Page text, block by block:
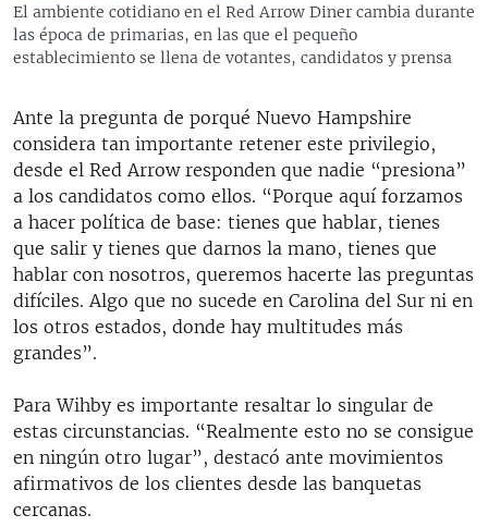
El ambiente cotidiano en el Red Arrow Diner cambia durante
las época de primarias, en las que el pequeño
establecimiento se llena de votantes, candidatos y prensa
Ante la pregunta de porqué Nuevo Hampshire
considera tan importante retener este privilegio,
desde el Red Arrow responden que nadie “presiona”
a los candidatos como ellos. “Porque aquí forzamos
a hacer política de base: tienes que hablar, tienes
que salir y tienes que darnos la mano, tienes que
hablar con nosotros, queremos hacerte las preguntas
difíciles. Algo que no sucede en Carolina del Sur ni en
los otros estados, donde hay multitudes más
grandes”.
Para Wihby es importante resaltar lo singular de
estas circunstancias. “Realmente esto no se consigue
en ningún otro lugar”, destacó ante movimientos
afirmativos de los clientes desde las banquetas
cercanas.